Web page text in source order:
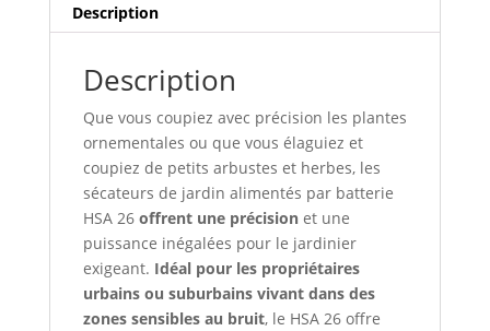
Description
Description
Que vous coupiez avec précision les plantes
ornementales ou que vous élaguiez et
coupiez de petits arbustes et herbes, les
sécateurs de jardin alimentés par batterie
HSA 26 offrent une précisionet une
puissance inégalées pour le jardinier
exigeant. Idéal pour les propriétaires
urbains ou suburbains vivant dans des
zones sensibles au bruit, le HSA 26 offre